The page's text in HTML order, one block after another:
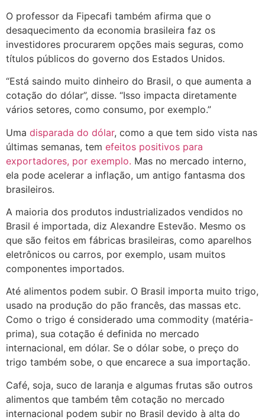
O professor da Fipecafi também afirma que o
desaquecimento da economia brasileira faz os
investidores procurarem opções mais seguras, como
títulos públicos do governo dos Estados Unidos.
“Está saindo muito dinheiro do Brasil, o que aumenta a
cotação do dólar”, disse. “Isso impacta diretamente
vários setores, como consumo, por exemplo.”
Uma disparada do dólar, como a que tem sido vista nas
últimas semanas, tem efeitos positivos para
exportadores, por exemplo. Mas no mercado interno,
ela pode acelerar a inflação, um antigo fantasma dos
brasileiros.
A maioria dos produtos industrializados vendidos no
Brasil é importada, diz Alexandre Estevão. Mesmo os
que são feitos em fábricas brasileiras, como aparelhos
eletrônicos ou carros, por exemplo, usam muitos
componentes importados.
Até alimentos podem subir. O Brasil importa muito trigo,
usado na produção do pão francês, das massas etc.
Como o trigo é considerado uma commodity (matéria-
prima), sua cotação é definida no mercado
internacional, em dólar. Se o dólar sobe, o preço do
trigo também sobe, o que encarece a sua importação.
Café, soja, suco de laranja e algumas frutas são outros
alimentos que também têm cotação no mercado
internacional podem subir no Brasil devido à alta do